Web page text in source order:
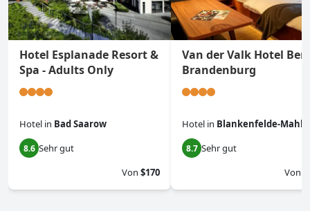
Hotel Esplanade Resort &
Spa - Adults Only
Hotel in Bad Saarow
8.6 Sehr gut
Von $170
Van der Valk Hotel
Brandenburg
Hotel in Blankenfelde-
8.7 Sehr gut
Von